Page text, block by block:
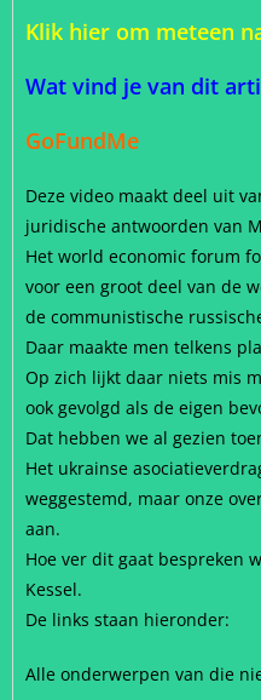
Klik hier om meteen
Wat vind je van dit
GoFundMe
Deze video maakt deel uit
juridische antwoorden van
Het world economic forum
voor een groot deel van de
de communistische
Daar maakte men telkens
Op zich lijkt daar niets mis
ook gevolgd als de eigen
Dat hebben we al gezien
Het ukrainse
weggestemd, maar onze
aan.
Hoe ver dit gaat bespreken
Kessel.
De links staan hieronder:
Alle onderwerpen van die